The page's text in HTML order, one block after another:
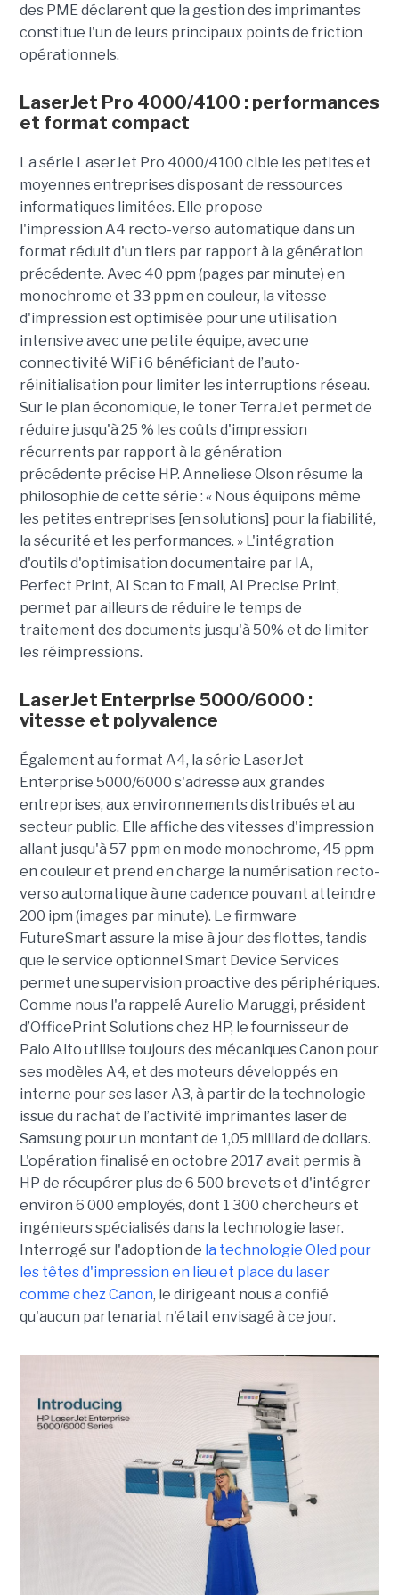
des PME déclarent que la gestion des imprimantes
constitue l'un de leurs principaux points de friction
opérationnels.
LaserJet Pro 4000/4100 : performances
et format compact
La série LaserJet Pro 4000/4100 cible les petites et
moyennes entreprises disposant de ressources
informatiques limitées. Elle propose
l'impression A4 recto-verso automatique dans un
format réduit d'un tiers par rapport à la génération
précédente. Avec 40 ppm (pages par minute) en
monochrome et 33 ppm en couleur, la vitesse
d'impression est optimisée pour une utilisation
intensive avec une petite équipe, avec une
connectivité WiFi 6 bénéficiant de l’auto-
réinitialisation pour limiter les interruptions réseau.
Sur le plan économique, le toner TerraJet permet de
réduire jusqu'à 25 % les coûts d'impression
récurrents par rapport à la génération
précédente précise HP. Anneliese Olson résume la
philosophie de cette série : « Nous équipons même
les petites entreprises [en solutions] pour la fiabilité,
la sécurité et les performances. » L'intégration
d'outils d'optimisation documentaire par IA,
Perfect Print, AI Scan to Email, AI Precise Print,
permet par ailleurs de réduire le temps de
traitement des documents jusqu'à 50% et de limiter
les réimpressions.
LaserJet Enterprise 5000/6000 :
vitesse et polyvalence
Également au format A4, la série LaserJet
Enterprise 5000/6000 s'adresse aux grandes
entreprises, aux environnements distribués et au
secteur public. Elle affiche des vitesses d'impression
allant jusqu'à 57 ppm en mode monochrome, 45 ppm
en couleur et prend en charge la numérisation recto-
verso automatique à une cadence pouvant atteindre
200 ipm (images par minute). Le firmware
FutureSmart assure la mise à jour des flottes, tandis
que le service optionnel Smart Device Services
permet une supervision proactive des périphériques.
Comme nous l'a rappelé Aurelio Maruggi, président
d’OfficePrint Solutions chez HP, le fournisseur de
Palo Alto utilise toujours des mécaniques Canon pour
ses modèles A4, et des moteurs développés en
interne pour ses laser A3, à partir de la technologie
issue du rachat de l’activité imprimantes laser de
Samsung pour un montant de 1,05 milliard de dollars.
L'opération finalisé en octobre 2017 avait permis à
HP de récupérer plus de 6 500 brevets et d'intégrer
environ 6 000 employés, dont 1 300 chercheurs et
ingénieurs spécialisés dans la technologie laser.
Interrogé sur l'adoption de la technologie Oled pour
les têtes d'impression en lieu et place du laser
comme chez Canon, le dirigeant nous a confié
qu'aucun partenariat n'était envisagé à ce jour.